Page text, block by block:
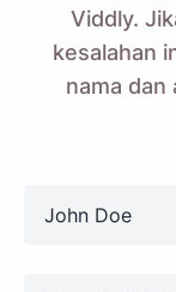
Viddly.
kesalahan
nama dan